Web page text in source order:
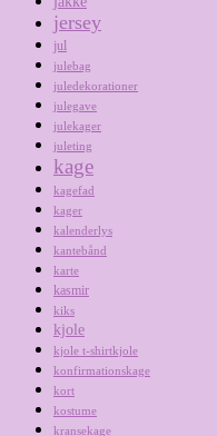
jersey
jul
julebag
juledekorationer
julegave
julekager
juleting
kage
kagefad
kager
kalenderlys
kantebånd
karte
kasmir
kiks
kjole
kjole t-shirtkjole
konfirmationskage
kort
kostume
kransekage